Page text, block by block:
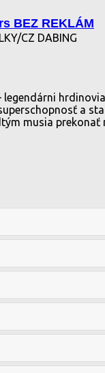
BEZ REKLÁM
CZ DABING
legendárni
a
musia